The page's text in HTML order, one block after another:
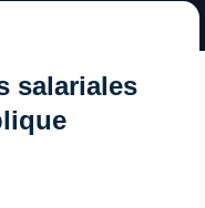
salariales